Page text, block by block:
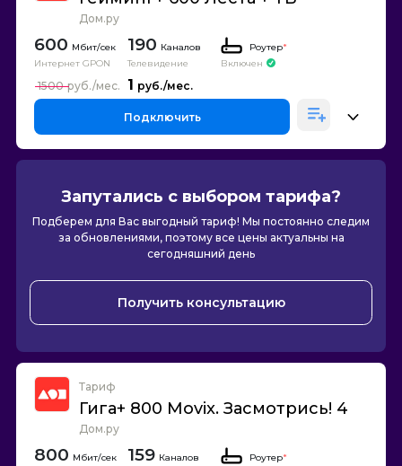
Дом.ру
600
Интернет GPON
190 Каналов
Телевидение
Роутер*
Включен
1
1500
Подключить
Запутались с выбором тарифа?
Подберем для Вас выгодный тариф! Мы постоянно следим
за обновлениями, поэтому все цены актуальны на
сегодняшний день
Получить консультацию
Тариф
Гига+ 800 Movix. Засмотрись! 4
Дом.ру
800 159 Каналов
Роутер*